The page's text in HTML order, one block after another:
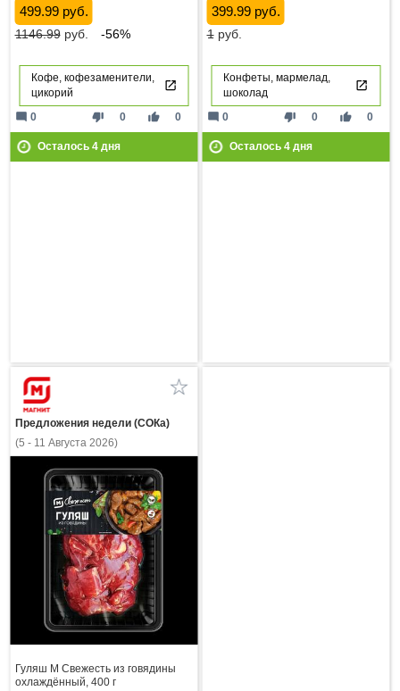
499.99 руб.
1146.99руб. -56%
Кофе, кофезаменители,
цикорий
thumb_down 0 thumb_up 0
mode_comment 0
Осталось 4дня
399.99 руб.
1руб.
Конфеты, мармелад,
шоколад
thumb_down 0 thumb_up 0
mode_comment 0
Осталось 4дня
Предложения недели (СОКа)
(5 - 11 Августа 2026)
Гуляш М Свежесть из говядины
охлаждённый, 400 г